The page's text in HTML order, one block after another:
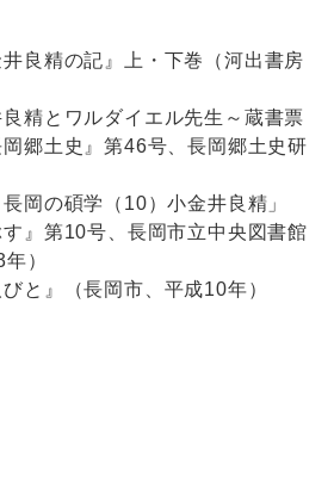
良精の記』上・下巻（河出書房
精とワルダイエル先生～蔵書票
郷土史』第46号、長岡郷土史研
岡の碩学（10）小金井良精」
す』第10号、長岡市立中央図書館
）
と』（長岡市、平成10年）